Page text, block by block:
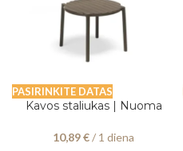
PASIRINKITE DATAS
Kavos staliukas | Nuoma
10,89€/ 1 diena